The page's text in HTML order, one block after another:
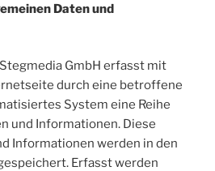
Daten und
GmbH erfasst mit
durch eine betroffene
System eine Reihe
und Informationen. Diese
Informationen werden in den
Erfasst werden